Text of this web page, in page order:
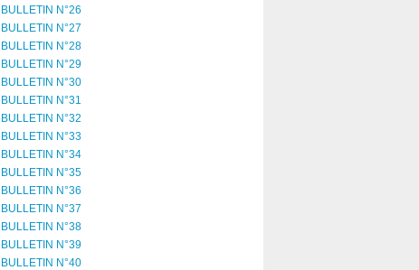
BULLETIN N°26
BULLETIN N°27
BULLETIN N°28
BULLETIN N°29
BULLETIN N°30
BULLETIN N°31
BULLETIN N°32
BULLETIN N°33
BULLETIN N°34
BULLETIN N°35
BULLETIN N°36
BULLETIN N°37
BULLETIN N°38
BULLETIN N°39
BULLETIN N°40